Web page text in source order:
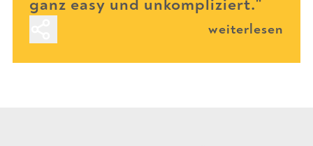
ganz easy und unkompliziert."
weiterlesen